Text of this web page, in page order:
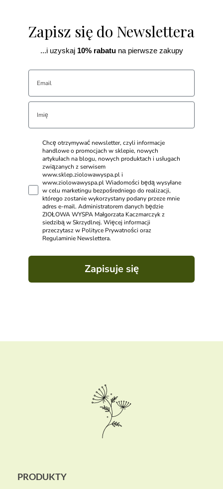
Zapisz się do Newslettera
...i uzyskaj10% rabatuna pierwsze zakupy
Chcę otrzymywać newsletter, czyli informacje
handlowe o promocjach w sklepie, nowych
artykułach na blogu, nowych produktach i usługach
związanych z serwisem
www.sklep.ziolowawyspa.pl i
www.ziolowawyspa.pl Wiadomości będą wysyłane
w celu marketingu bezpośredniego do realizacji,
którego zostanie wykorzystany podany przeze mnie
adres e-mail. Administratorem danych będzie
ZIOŁOWA WYSPA Małgorzata Kaczmarczyk z
siedzibą w Skrzydlnej. Więcej informacji
przeczytasz w Polityce Prywatności oraz
Regulaminie Newslettera.
Zapisuje się
PRODUKTY